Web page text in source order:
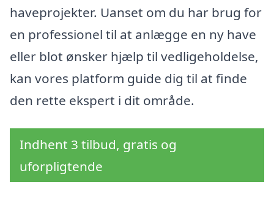
haveprojekter. Uanset om du har brug for
en professionel til at anlægge en ny have
eller blot ønsker hjælp til vedligeholdelse,
kan vores platform guide dig til at finde
den rette ekspert i dit område.
Indhent 3 tilbud, gratis og
uforpligtende